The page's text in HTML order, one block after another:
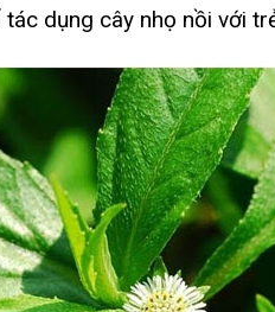
dụng cây nhọ nồi với